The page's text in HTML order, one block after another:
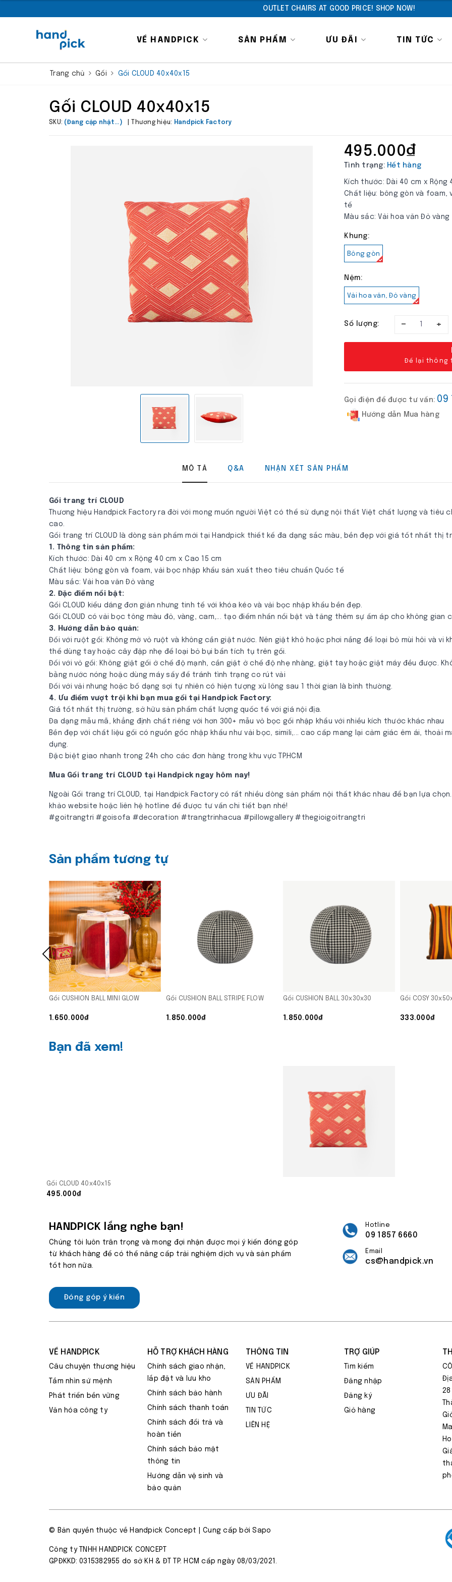
OUTLET CHAIRS AT GOOD PRICE! SHOP NOW!
VỀ HANDPICK SẢN PHẨM ƯU ĐÃI TIN TỨC
Trang chủ Gối Gối CLOUD 40x40x15
Gối CLOUD 40x40x15
SKU: (Đang cập nhật...) Thương hiệu: Handpick Factory
495.000₫
Tình trạng: Hết hàng
Kích thước: Dài 40 cm x Rộng
Chất liệu: bông gòn và foam,
tế
Màu sắc: Vải hoa văn Đỏ vàng
Khung:
Bông gòn
Nệm:
Vải hoa văn, Đỏ vàng
Số lượng: – +
Để lại thông
Gọi điện để được tư vấn: 09
Hướng dẫn Mua hàng
MÔ TẢ Q&A NHẬN XÉT SẢN PHẨM
Gối trang trí CLOUD
Thương hiệu Handpick Factory ra đời với mong muốn người Việt có thể sử dụng nội thất Việt chất lượng và tiêu
cao.
Gối trang trí CLOUD là dòng sản phẩm mới tại Handpick thiết kế đa dạng sắc màu, bền đẹp với giá tốt nhất thị
1. Thông tin sản phẩm:
Kích thước: Dài 40 cm x Rộng 40 cm x Cao 15 cm
Chất liệu: bông gòn và foam, vải bọc nhập khẩu sản xuất theo tiêu chuẩn Quốc tế
Màu sắc: Vải hoa văn Đỏ vàng
2. Đặc điểm nổi bật:
Gối CLOUD kiểu dáng đơn giản nhưng tinh tế với khóa kéo và vải bọc nhập khẩu bền đẹp.
Gối CLOUD có vải bọc tông màu đỏ, vàng, cam,... tạo điểm nhấn nổi bật và tăng thêm sự ấm áp cho không gian
3. Hướng dẫn bảo quản:
Đối với ruột gối: Không mở vỏ ruột và không cần giặt nước. Nên giặt khô hoặc phơi nắng để loại bỏ mùi hôi và vi
thể dùng tay hoặc cây đập nhẹ để loại bỏ bụi bẩn tích tụ trên gối.
Đối với vỏ gối: Không giặt gối ở chế độ mạnh, cần giặt ở chế độ nhẹ nhàng, giặt tay hoặc giặt máy đều được.
bằng nước nóng hoặc dùng máy sấy để tránh tình trạng co rút vải
Đối với vải nhung hoặc bố dạng sợi tự nhiên có hiện tượng xù lông sau 1 thời gian là bình thường.
4. Ưu điểm vượt trội khi bạn mua gối tại Handpick Factory:
Giá tốt nhất thị trường, sở hữu sản phẩm chất lượng quốc tế với giá nội địa.
Đa dạng mẫu mã, khẳng định chất riêng với hơn 300+ mẫu vỏ bọc gối nhập khẩu với nhiều kích thước khác nhau
Bền đẹp với chất liệu gối có nguồn gốc nhập khẩu như vải bọc, simili,... cao cấp mang lại cảm giác êm ái, thoải
dụng.
Đặc biệt giao nhanh trong 24h cho các đơn hàng trong khu vực TP.HCM
Mua Gối trang trí CLOUD tại Handpick ngay hôm nay!
Ngoài Gối trang trí CLOUD, tại Handpick Factory có rất nhiều dòng sản phẩm nội thất khác nhau để bạn lựa chọn.
khảo website hoặc liên hệ hotline để được tư vấn chi tiết bạn nhé!
#goitrangtri #goisofa #decoration #trangtrinhacua #pillowgallery #thegioigoitrangtri
Sản phẩm tương tự
Gối CUSHION BALL MINI GLOW
1.650.000₫
Gối CUSHION BALL STRIPE FLOW
1.850.000₫
Gối CUSHION BALL 30x30x30
1.850.000₫
Gối COSY
333.000₫
Bạn đã xem!
Gối CLOUD 40x40x15
495.000₫
HANDPICK lắng nghe bạn!
Chúng tôi luôn trân trọng và mong đợi nhận được mọi ý kiến đóng góp
từ khách hàng để có thể nâng cấp trải nghiệm dịch vụ và sản phẩm
tốt hơn nữa.
Đóng góp ý kiến
Hotline
09 1857 6660
Email
cs@handpick.vn
VỀ HANDPICK
Câu chuyện thương hiệu
Tầm nhìn sứ mệnh
Phát triển bền vững
Văn hóa công ty
HỖ TRỢ KHÁCH HÀNG
Chính sách giao nhận,
lắp đặt và lưu kho
Chính sách bảo hành
Chính sách thanh toán
Chính sách đổi trả và
hoàn tiền
Chính sách bảo mật
thông tin
Hướng dẫn vệ sinh và
bảo quản
THÔNG TIN
VỀ HANDPICK
SẢN PHẨM
ƯU ĐÃI
TIN TỨC
LIÊN HỆ
TRỢ GIÚP
Tìm kiếm
Đăng nhập
Đăng ký
Giỏ hàng
28
© Bản quyền thuộc về Handpick Concept | Cung cấp bởi Sapo
Công ty TNHH HANDPICK CONCEPT
GPĐKKD: 0315382955 do sở KH & ĐT TP. HCM cấp ngày 08/03/2021.